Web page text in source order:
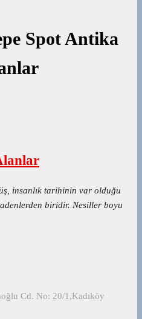
Spot Antika
insanlık tarihinin var olduğu
biridir. Nesiller boyu
Cd. No: 20/1,Kadıköy